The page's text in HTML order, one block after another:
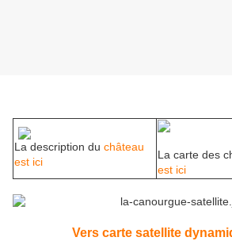
La description du château
est ici
La carte des
est ici
Vers carte satellite